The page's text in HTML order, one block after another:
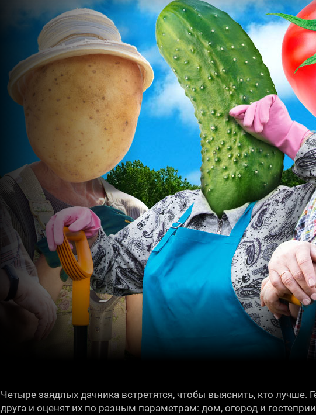
Четыре заядлых дачника встретятся, чтобы выяснить, кто лучше.
друга и оценят их по разным параметрам: дом, огород и